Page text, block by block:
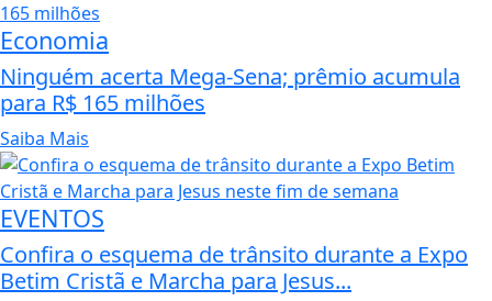
Economia
Ninguém acerta Mega-Sena; prêmio acumula
para R$ 165 milhões
Saiba Mais
EVENTOS
Confira o esquema de trânsito durante a Expo
Betim Cristã e Marcha para Jesus...